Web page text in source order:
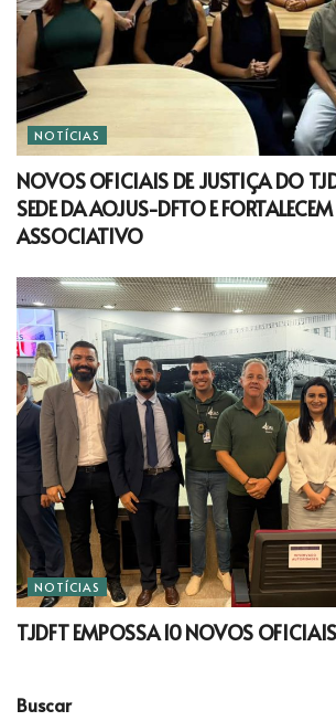
NOTÍCIAS
NOVOS OFICIAIS DE JUSTIÇA DO
SEDE DA AOJUS-DFTO E
ASSOCIATIVO
NOTÍCIAS
TJDFT EMPOSSA 10 NOVOS
Buscar